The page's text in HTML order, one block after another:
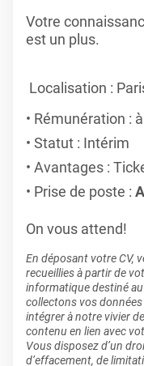
Votre
est un plus.
Localisation :
Rémunération :
Statut : Intérim
Avantages :
Prise de poste :
On vous attend!
En déposant votre CV,
recueillies à partir de
informatique destiné au
collectons vos
intégrer à notre vivier
contenu en lien avec
Vous disposez d’un
d’effacement, de